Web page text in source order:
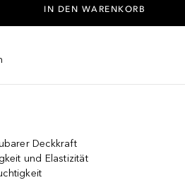
IN DEN WARENKORB
Deckkraft
und Elastizität